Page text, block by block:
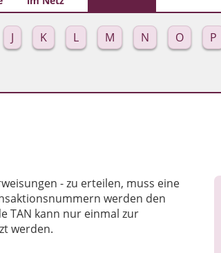
J K L M N O P
- zu erteilen, muss eine
werden den
TAN kann nur einmal zur
werden.